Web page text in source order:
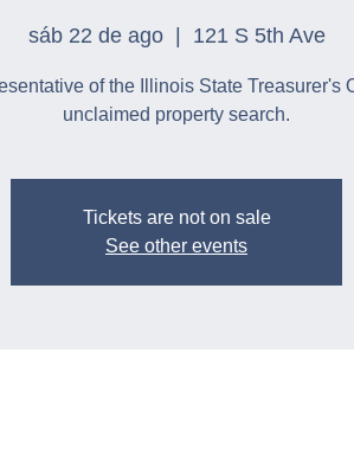
sáb 22 de ago
  |
121 S 5th Ave
of the Illinois State Treasurer's
unclaimed property search.
Tickets are not on sale
See other events